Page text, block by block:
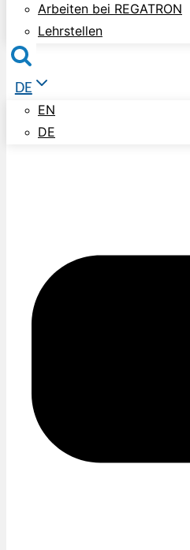
Arbeiten bei REGATRON
Lehrstellen
DE
EN
DE